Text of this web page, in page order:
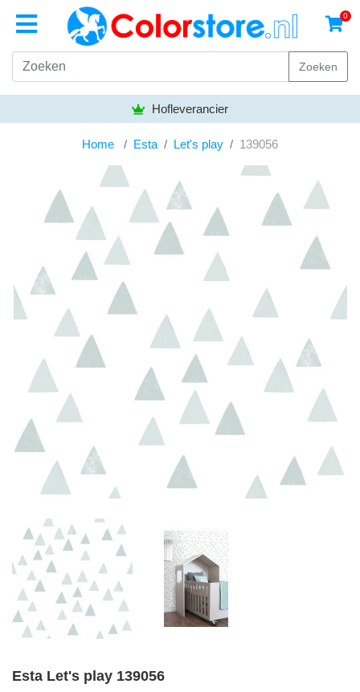
0
Zoeken
Hofleverancier
Home Esta Let's play 139056
Esta Let's play 139056